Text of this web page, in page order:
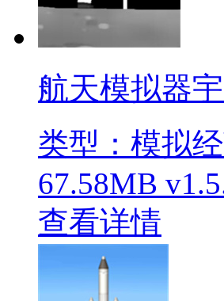
航天模拟器
类型：模拟
67.58MB
查看详情